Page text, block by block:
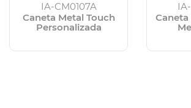
IA-CM0107A
Caneta Metal Touch
Personalizada
Caneta